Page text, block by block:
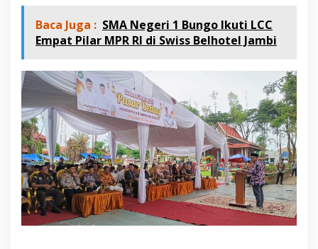
t
R
a
a
d
h
a
n
1
4
4
7
H
Baca Juga : SMA Negeri 1 Bungo Ikuti LCC
Empat Pilar MPR RI di Swiss Belhotel Jambi